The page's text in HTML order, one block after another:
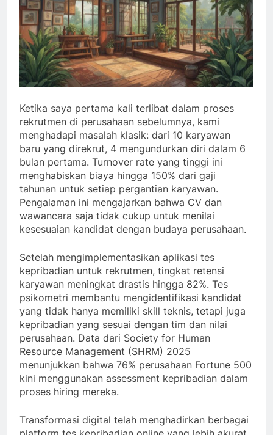
Ketika saya pertama kali terlibat dalam proses
rekrutmen di perusahaan sebelumnya, kami
menghadapi masalah klasik: dari 10 karyawan
baru yang direkrut, 4 mengundurkan diri dalam 6
bulan pertama. Turnover rate yang tinggi ini
menghabiskan biaya hingga 150% dari gaji
tahunan untuk setiap pergantian karyawan.
Pengalaman ini mengajarkan bahwa CV dan
wawancara saja tidak cukup untuk menilai
kesesuaian kandidat dengan budaya perusahaan.
Setelah mengimplementasikan aplikasi tes
kepribadian untuk rekrutmen, tingkat retensi
karyawan meningkat drastis hingga 82%. Tes
psikometri membantu mengidentifikasi kandidat
yang tidak hanya memiliki skill teknis, tetapi juga
kepribadian yang sesuai dengan tim dan nilai
perusahaan. Data dari Society for Human
Resource Management (SHRM) 2025
menunjukkan bahwa 76% perusahaan Fortune 500
kini menggunakan assessment kepribadian dalam
proses hiring mereka.
Transformasi digital telah menghadirkan berbagai